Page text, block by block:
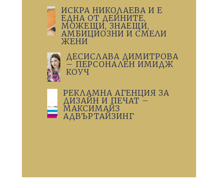
ИСКРА НИКОЛАЕВА И Е
ЕДНА ОТ ДЕЙНИТЕ,
МОЖЕЩИ, ЗНАЕЩИ,
АМБИЦИОЗНИ И СМЕЛИ
ЖЕНИ
ДЕСИСЛАВА ДИМИТРОВА
– ПЕРСОНАЛЕН ИМИДЖ
КОУЧ
РЕКЛАМНА АГЕНЦИЯ ЗА
ДИЗАЙН И ПЕЧАТ –
МАКСИМАЙЗ
АДВЪРТАЙЗИНГ